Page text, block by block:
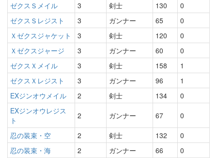
ゼクスＳメイル
3 剣士 130
0
ゼクスＳレジスト
3 ガンナー 65
0
Ｘゼクスジャケット
3 剣士 120
0
Ｘゼクスジャージ
3 ガンナー 60
0
ゼクスＸメイル
3 剣士 158
1
ゼクスＸレジスト
3 ガンナー 96
1
EXジンオウメイル
2 剣士 134
0
EXジンオウレジス
ト
2 ガンナー 67 0
忍の装束・空 2 剣士 132
0
忍の装束・海
2 ガンナー 66
0